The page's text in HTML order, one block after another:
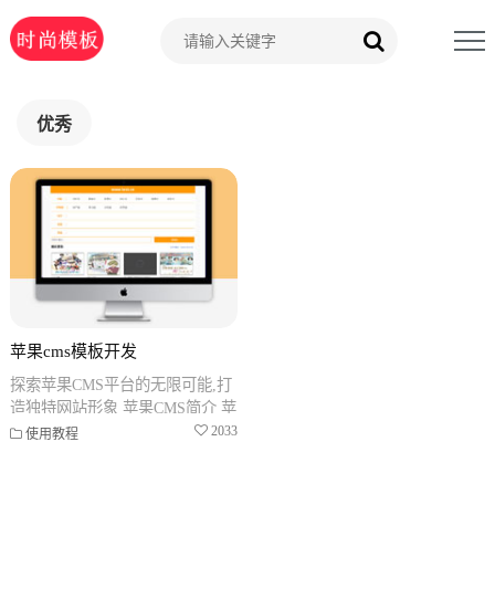
优秀
苹果cms模板开发
探索苹果CMS平台的无限可能,打
造独特网站形象 苹果CMS简介 苹
果CMS是一款开源、免费的内容
使用教程 2033